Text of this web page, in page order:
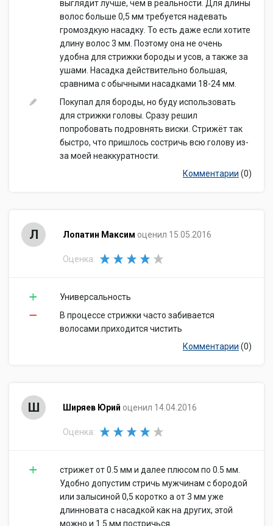
выглядит лучше, чем в реальности. Для длины
волос больше 0,5 мм требуется надевать
громоздкую насадку. То есть даже если хотите
длину волос 3 мм. Поэтому она не очень
удобна для стрижки бороды и усов, а также за
ушами. Насадка действительно большая,
сравнима с обычными насадками 18-24 мм.
Покупал для бороды, но буду использовать
для стрижки головы. Сразу решил
попробовать подровнять виски. Стрижёт так
быстро, что пришлось состричь всю голову из-
за моей неаккуратности.
Комментарии (0)
Л Лопатин Максим оценил 15.05.2016
Оценка:
Универсальность
В процессе стрижки часто забивается
волосами.приходится чистить
Комментарии (0)
Ш Ширяев Юрий оценил 14.04.2016
Оценка:
стрижет от 0.5 мм и далее плюсом по 0.5 мм.
Удобно допустим стричь мужчинам с бородой
или залысиной 0,5 коротко а от 3 мм уже
длинновата с насадкой как на других, этой
можно и 1.5 мм постричься.